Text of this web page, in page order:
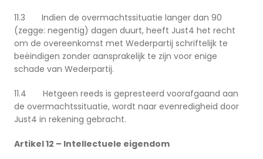
11.3 Indien de overmachtssituatie langer dan 90
(zegge: negentig) dagen duurt, heeft Just4 het recht
om de overeenkomst met Wederpartij schriftelijk te
beëindigen zonder aansprakelijk te zijn voor enige
schade van Wederpartij.
11.4 Hetgeen reeds is gepresteerd voorafgaand aan
de overmachtssituatie, wordt naar evenredigheid door
Just4 in rekening gebracht.
Artikel 12 – Intellectuele eigendom